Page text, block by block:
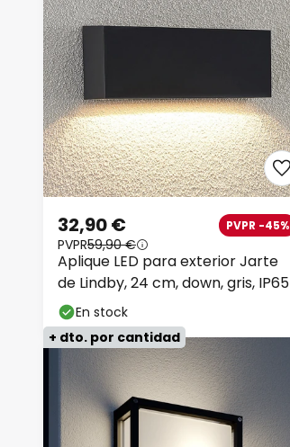
Aplique LED para exterior Jarte
de Lindby, 24 cm, down, gris, IP65
32,90 € PVPR -45%
PVPR59,90 €
En stock
+ dto. por cantidad